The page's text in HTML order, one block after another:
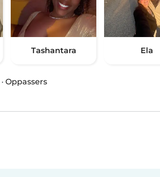
Tashantara Ela
· Oppassers